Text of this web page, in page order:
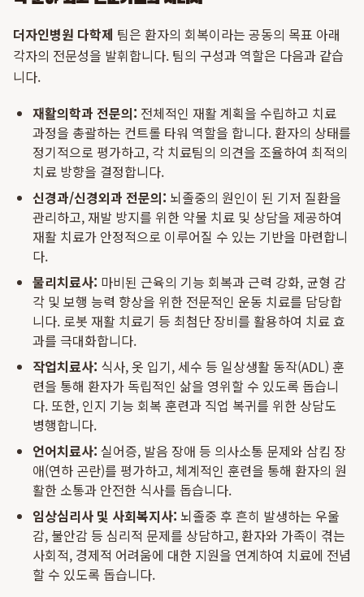
더자인병원 다학제 팀은 환자의 회복이라는 공동의 목표 아래
각자의 전문성을 발휘합니다. 팀의 구성과 역할은 다음과 같습
니다.
재활의학과 전문의: 전체적인 재활 계획을 수립하고 치료
과정을 총괄하는 컨트롤 타워 역할을 합니다. 환자의 상태를
정기적으로 평가하고, 각 치료팀의 의견을 조율하여 최적의
치료 방향을 결정합니다.
신경과/신경외과 전문의: 뇌졸중의 원인이 된 기저 질환을
관리하고, 재발 방지를 위한 약물 치료 및 상담을 제공하여
재활 치료가 안정적으로 이루어질 수 있는 기반을 마련합니
다.
물리치료사: 마비된 근육의 기능 회복과 근력 강화, 균형 감
각 및 보행 능력 향상을 위한 전문적인 운동 치료를 담당합
니다. 로봇 재활 치료기 등 최첨단 장비를 활용하여 치료 효
과를 극대화합니다.
작업치료사: 식사, 옷 입기, 세수 등 일상생활 동작(ADL) 훈
련을 통해 환자가 독립적인 삶을 영위할 수 있도록 돕습니
다. 또한, 인지 기능 회복 훈련과 직업 복귀를 위한 상담도
병행합니다.
언어치료사: 실어증, 발음 장애 등 의사소통 문제와 삼킴 장
애(연하 곤란)를 평가하고, 체계적인 훈련을 통해 환자의 원
활한 소통과 안전한 식사를 돕습니다.
임상심리사 및 사회복지사: 뇌졸중 후 흔히 발생하는 우울
감, 불안감 등 심리적 문제를 상담하고, 환자와 가족이 겪는
사회적, 경제적 어려움에 대한 지원을 연계하여 치료에 전념
할 수 있도록 돕습니다.